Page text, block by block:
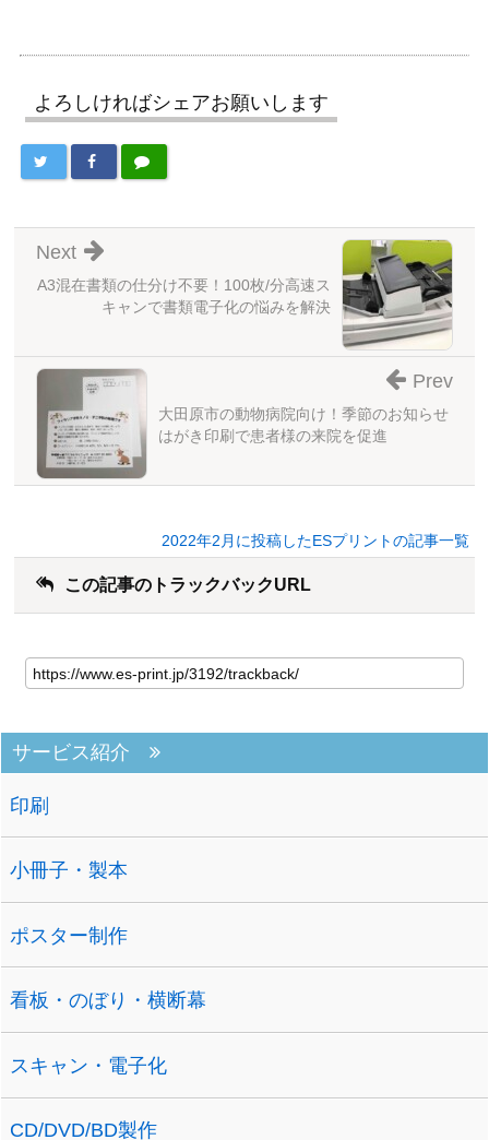
よろしければシェアお願いします
A3混在書類の仕分け不要！100枚/分高速ス
キャンで書類電子化の悩みを解決
Next
大田原市の動物病院向け！季節のお知らせ
はがき印刷で患者様の来院を促進
Prev
2022年2月に投稿したESプリントの記事一覧
この記事のトラックバックURL
サービス紹介
印刷
小冊子・製本
ポスター制作
看板・のぼり・横断幕
スキャン・電子化
CD/DVD/BD製作